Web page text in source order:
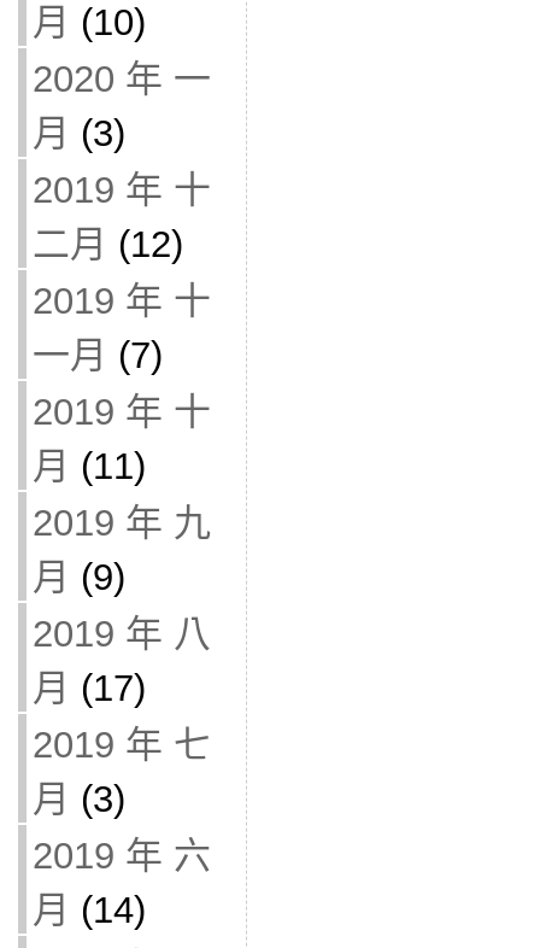
月 (10)
2020 年 一
月 (3)
2019 年 十
二月 (12)
2019 年 十
一月 (7)
2019 年 十
月 (11)
2019 年 九
月 (9)
2019 年 八
月 (17)
2019 年 七
月 (3)
2019 年 六
月 (14)